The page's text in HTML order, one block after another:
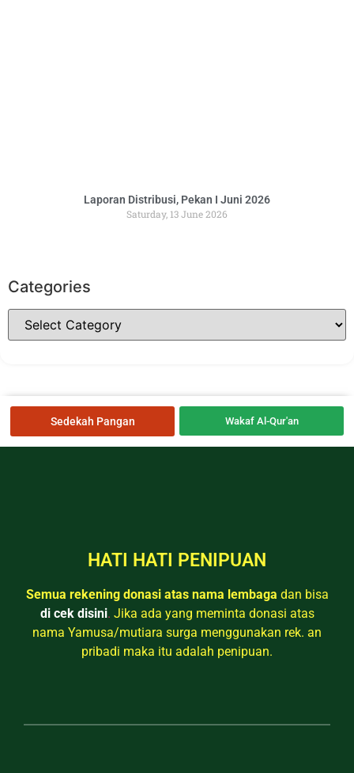
Laporan Distribusi, Pekan I Juni 2026
Saturday, 13 June 2026
Categories
Sedekah Pangan Wakaf Al-Qur'an
HATI HATI PENIPUAN
Semua rekening donasi atas nama lembaga dan bisa
di cek disini. Jika ada yang meminta donasi atas
nama Yamusa/mutiara surga menggunakan rek. an
pribadi maka itu adalah penipuan.